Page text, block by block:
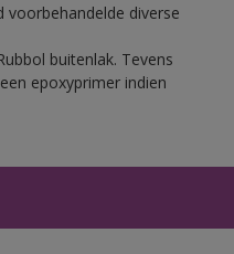
voorbehandelde diverse
buitenlak. Tevens
epoxyprimer indien